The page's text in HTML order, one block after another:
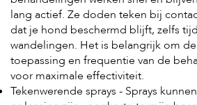
lang actief. Ze doden teken bij
dat je hond beschermd blijft, zelfs
wandelingen. Het is belangrijk om
toepassing en frequentie van de
voor maximale effectiviteit.
Tekenwerende sprays - Sprays